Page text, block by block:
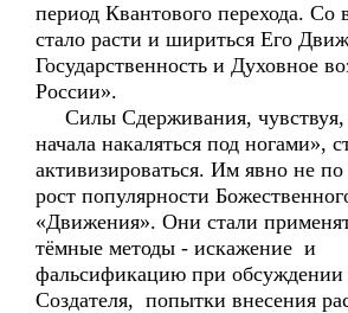
период Квантового перехода. Со
стало расти и шириться Его
Государственность и Духовное
России».
Силы Сдерживания, чувствуя,
начала накаляться под ногами»,
активизироваться. Им явно не по
рост популярности
«Движения». Они стали
тёмные методы - искажение и
фальсификацию при обсуждении
Создателя, попытки внесения